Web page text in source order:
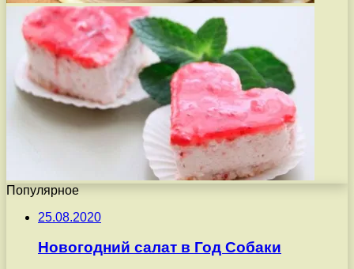
Популярное
25.08.2020
Новогодний салат в Год Собаки